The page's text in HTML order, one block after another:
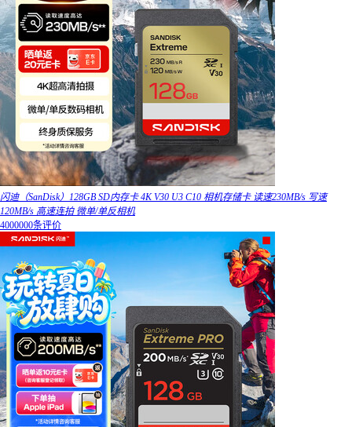
闪迪（SanDisk）128GB SD内存卡 4K V30 U3 C10 相机存储卡 读速230MB/s 写速
120MB/s 高速连拍 微单/单反相机
4000000条评价